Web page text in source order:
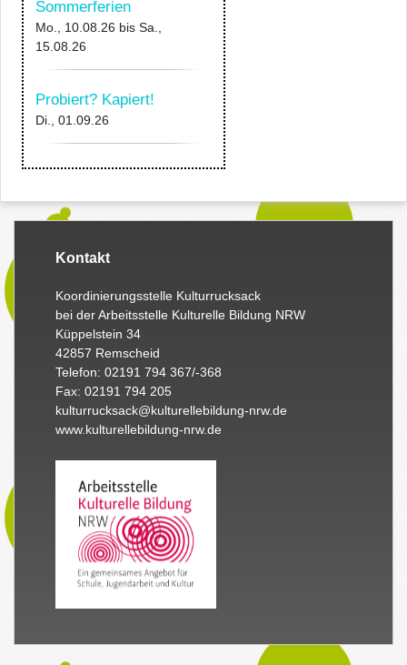
Sommerferien
Mo., 10.08.26 bis Sa.,
15.08.26
Probiert? Kapiert!
Di., 01.09.26
Kontakt
Koordinierungsstelle Kulturrucksack
bei der Arbeitsstelle Kulturelle Bildung NRW
Küppelstein 34
42857 Remscheid
Telefon: 02191 794 367/-368
Fax: 02191 794 205
kulturrucksack@kulturellebildung-nrw.de
www.kulturellebildung-nrw.de